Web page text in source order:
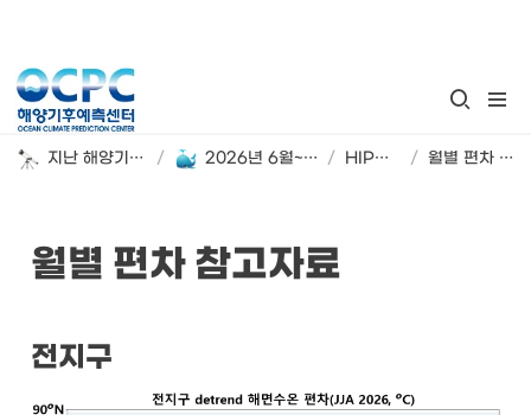
지난 해양기후 계절 전망 / 2026년 6월~8월 해양기후 시범 전망 / HIPO SST / 월별 편차 참고자료
월별 편차 참고자료
전지구